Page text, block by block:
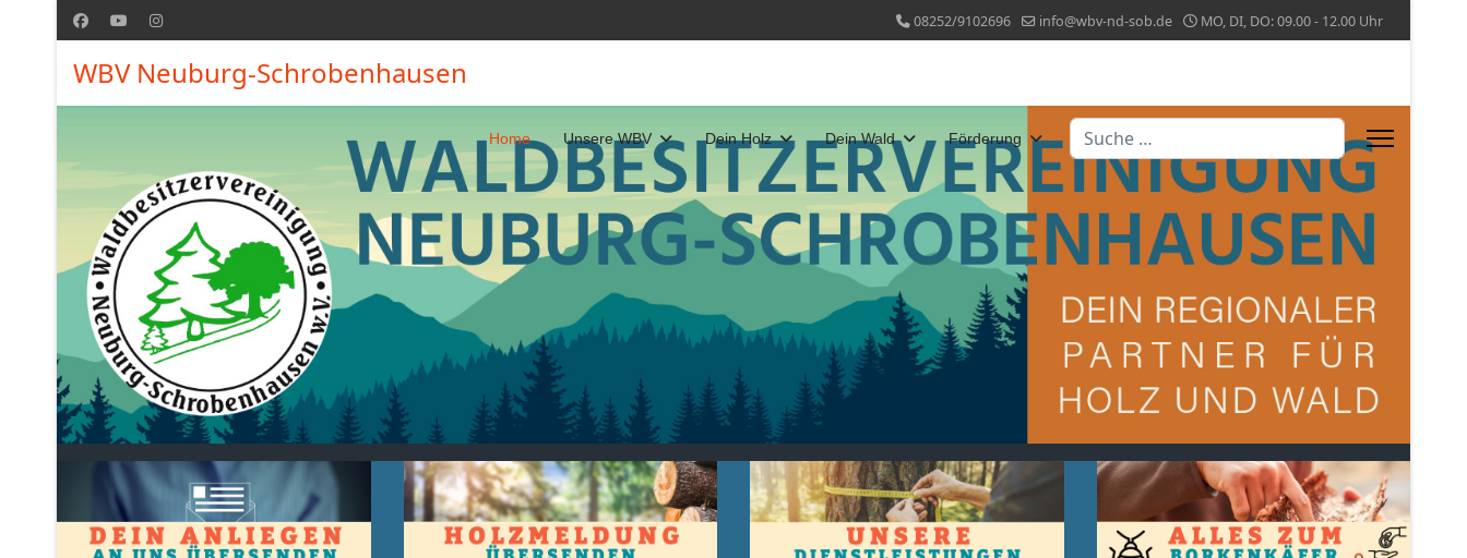
08252/9102696 info@wbv-nd-sob.de MO, DI, DO: 09.00 - 12.00 Uhr
WBV Neuburg-Schrobenhausen
Home Unsere WBV Dein Holz Dein Wald Förderung Suchen